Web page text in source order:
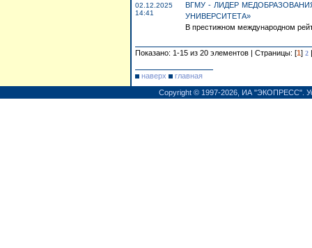
02.12.2025
14:41
ВГМУ - ЛИДЕР
УНИВЕРСИТЕТА»
В престижном международном
Показано: 1-15 из 20 элементов | Страницы: [1] 2 |
наверх
главная
Copyright © 1997-2026, ИА "ЭКОПРЕСС".